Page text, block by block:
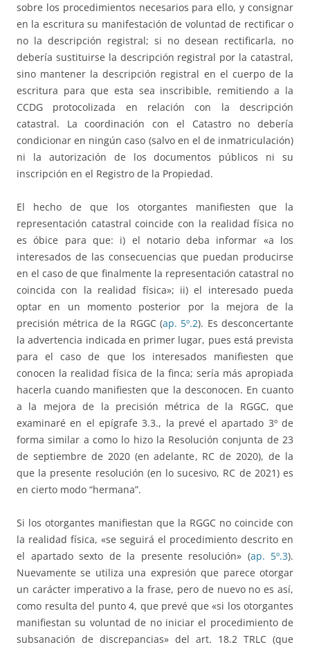
sobre los procedimientos necesarios para ello, y consignar
en la escritura su manifestación de voluntad de rectificar o
no la descripción registral; si no desean rectificarla, no
debería sustituirse la descripción registral por la catastral,
sino mantener la descripción registral en el cuerpo de la
escritura para que esta sea inscribible, remitiendo a la
CCDG protocolizada en relación con la descripción
catastral. La coordinación con el Catastro no debería
condicionar en ningún caso (salvo en el de inmatriculación)
ni la autorización de los documentos públicos ni su
inscripción en el Registro de la Propiedad.
El hecho de que los otorgantes manifiesten que la
representación catastral coincide con la realidad física no
es óbice para que: i) el notario deba informar «a los
interesados de las consecuencias que puedan producirse
en el caso de que finalmente la representación catastral no
coincida con la realidad física»; ii) el interesado pueda
optar en un momento posterior por la mejora de la
precisión métrica de la RGGC (ap. 5º.2). Es desconcertante
la advertencia indicada en primer lugar, pues está prevista
para el caso de que los interesados manifiesten que
conocen la realidad física de la finca; sería más apropiada
hacerla cuando manifiesten que la desconocen. En cuanto
a la mejora de la precisión métrica de la RGGC, que
examinaré en el epígrafe 3.3., la prevé el apartado 3º de
forma similar a como lo hizo la Resolución conjunta de 23
de septiembre de 2020 (en adelante, RC de 2020), de la
que la presente resolución (en lo sucesivo, RC de 2021) es
en cierto modo “hermana”.
Si los otorgantes manifiestan que la RGGC no coincide con
la realidad física, «se seguirá el procedimiento descrito en
el apartado sexto de la presente resolución» (ap. 5º.3).
Nuevamente se utiliza una expresión que parece otorgar
un carácter imperativo a la frase, pero de nuevo no es así,
como resulta del punto 4, que prevé que «si los otorgantes
manifiestan su voluntad de no iniciar el procedimiento de
subsanación de discrepancias» del art. 18.2 TRLC (que